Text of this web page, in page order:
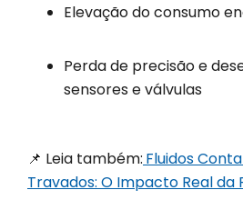
Elevação do consumo
Perda de precisão e
sensores e válvulas
📌 Leia também: Fluidos
Travados: O Impacto Real da